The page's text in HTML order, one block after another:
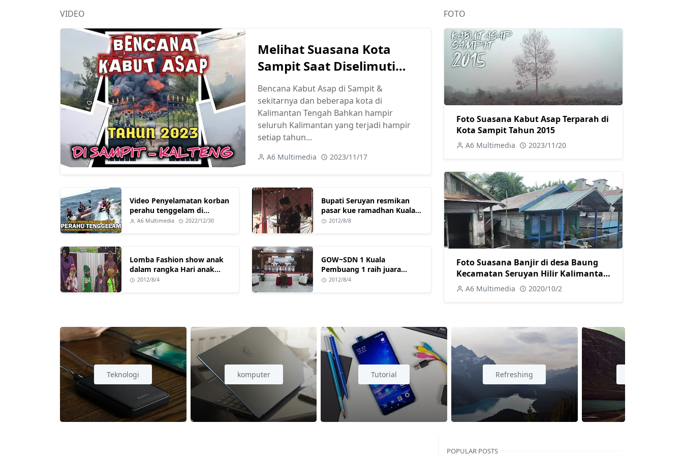
VIDEO
Melihat Suasana Kota
Sampit Saat Diselimuti
Kabut Asap (Video) 2023
Bencana Kabut Asap di Sampit &
sekitarnya dan beberapa kota di
Kalimantan Tengah Bahkan hampir
seluruh Kalimantan yang terjadi hampir
setiap tahun...
A6 Multimedia 2023/11/17
Video Penyelamatan korban
perahu tenggelam di
Marabatuan Kotabaru
A6 Multimedia 2022/12/30
Bupati Seruyan resmikan
pasar kue ramadhan Kuala
Pembuang
2012/8/8
Lomba Fashion show anak
dalam rangka Hari anak
nasional Ke 28
2012/8/4
GOW~SDN 1 Kuala
Pembuang 1 raih juara
pertama lomba paduan
2012/8/4
FOTO
Foto Suasana Kabut Asap Terparah di
Kota Sampit Tahun 2015
A6 Multimedia 2023/11/20
Foto Suasana Banjir di desa Baung
Kecamatan Seruyan Hilir Kalimantan
Tengah
A6 Multimedia 2020/10/2
Teknologi komputer Tutorial Refreshing
POPULAR POSTS